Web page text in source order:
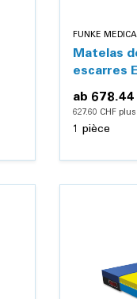
FUNKE
Matelas
escarres
avec
ab 678.44
627.60 CHF
1 pièce